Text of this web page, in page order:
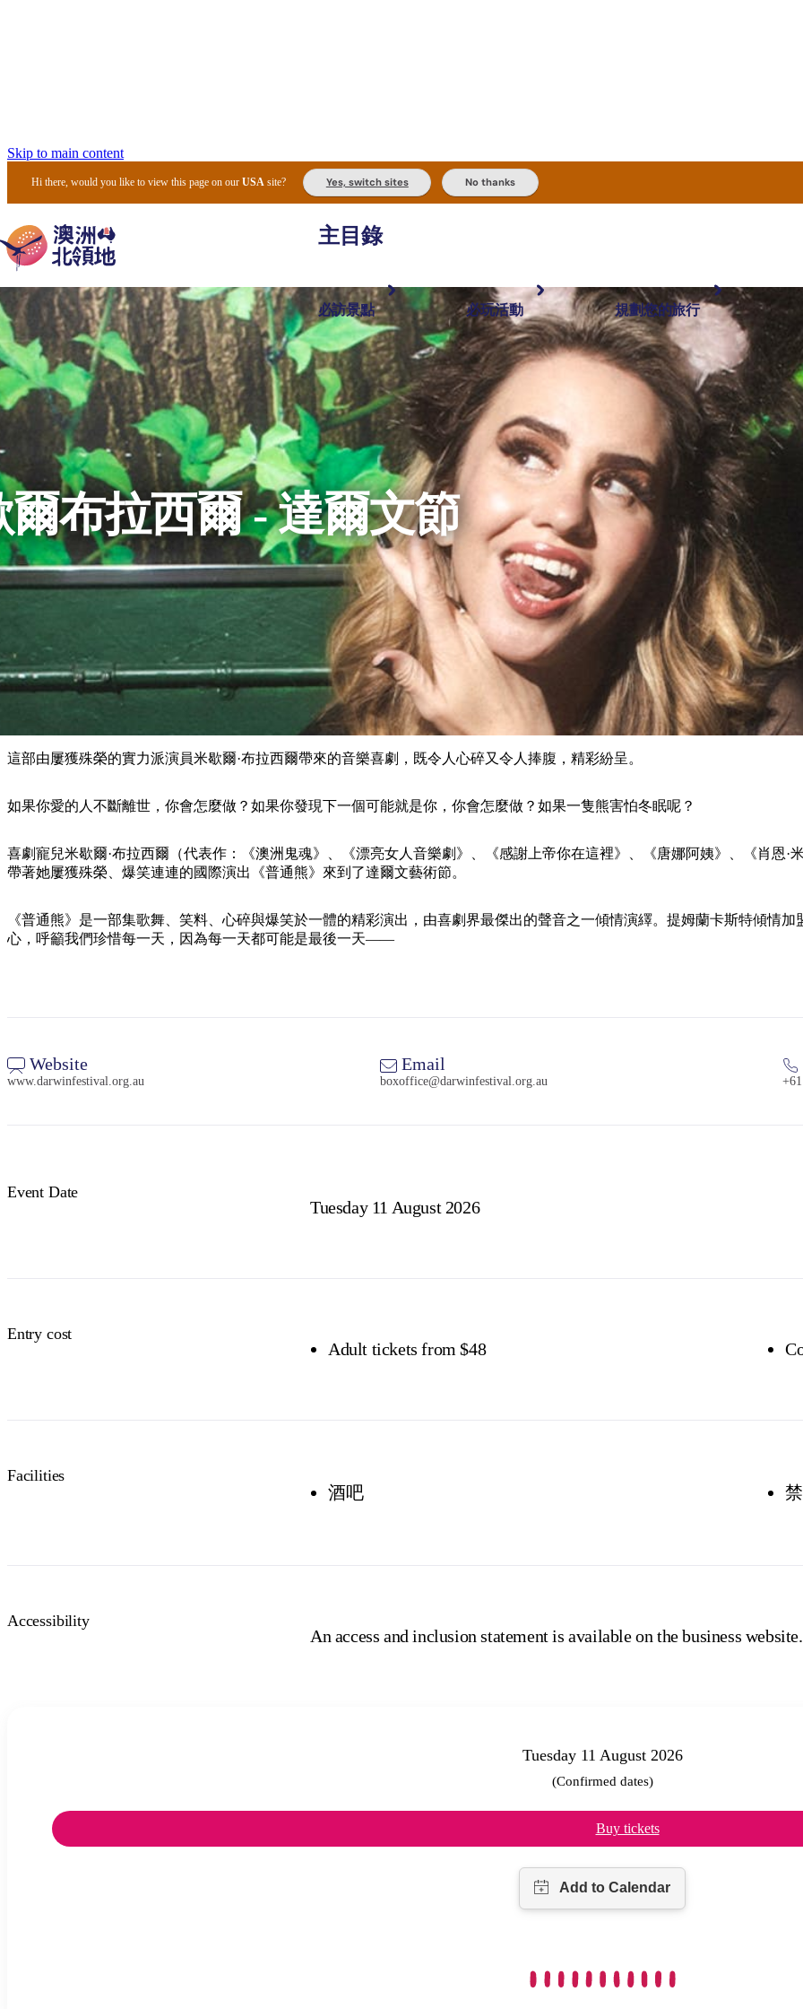
Skip to main content
Hi there, would you like to view this page on ourUSA site? Yes, switch sites No thanks
主目錄
必訪景點
最受歡迎目的地 內陸和戶外 按地區探索
必玩活動
體驗 旅客類型 推薦榜單
規劃您的旅行
規劃和預訂 實用資訊 規劃工具
搜尋:
爾布拉西爾 - 達爾文節
這部由屢獲殊榮的實力派演員米歇爾·布拉西爾帶來的音樂喜劇，既令人心碎又令人捧腹，精彩紛呈。
如果你愛的人不斷離世，你會怎麼做？如果你發現下一個可能就是你，你會怎麼做？如果一隻熊害怕冬眠呢？
喜劇寵兒米歇爾·布拉西爾（代表作：《澳洲鬼魂》、《漂亮女人音樂劇》、《感謝上帝你在這裡》、《唐娜阿姨》、《肖恩
帶著她屢獲殊榮、爆笑連連的國際演出《普通熊》來到了達爾文藝術節。
《普通熊》是一部集歌舞、笑料、心碎與爆笑於一體的精彩演出，由喜劇界最傑出的聲音之一傾情演繹。提姆蘭卡斯特傾情
心，呼籲我們珍惜每一天，因為每一天都可能是最後一天——
Website
www.darwinfestival.org.au
Email
boxoffice@darwinfestival.org.au
Event Date
Tuesday 11 August 2026
Entry cost
Adult tickets from $48
Facilities
酒吧
Accessibility
An access and inclusion statement is available on the business website.
Tuesday 11 August 2026
(Confirmed dates)
Buy tickets